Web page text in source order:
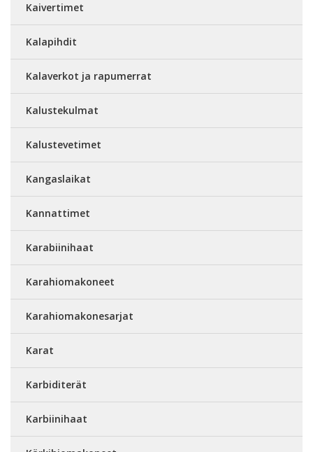
Kaivertimet
Kalapihdit
Kalaverkot ja rapumerrat
Kalustekulmat
Kalustevetimet
Kangaslaikat
Kannattimet
Karabiinihaat
Karahiomakoneet
Karahiomakonesarjat
Karat
Karbiditerät
Karbiinihaat